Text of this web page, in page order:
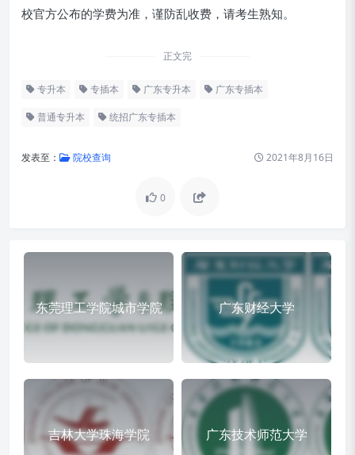
校官方公布的学费为准，谨防乱收费，请考生熟知。
正文完
专升本 专插本 广东专升本 广东专插本
普通专升本 统招广东专插本
发表至： 院校查询 2021年8月16日
0
东莞理工学院城市学院 广东财经大学
吉林大学珠海学院 广东技术师范大学